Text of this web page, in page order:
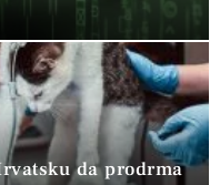
da prodrma